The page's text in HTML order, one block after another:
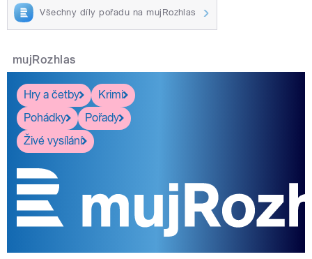
Všechny díly pořadu na mujRozhlas
mujRozhlas
Hry a četby
Krimi
Pohádky
Pořady
Živé vysílání